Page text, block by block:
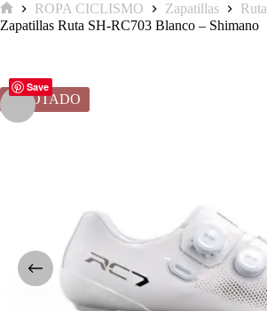
Inicio
ROPA CICLISMO Zapatillas
Ruta
Zapatillas Ruta SH-RC703 Blanco – Shimano
Save
AGOTADO